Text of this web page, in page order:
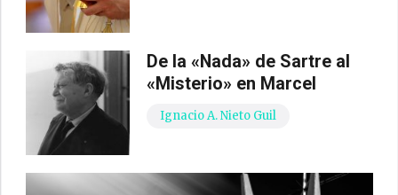
De la «Nada» de Sartre al
«Misterio» en Marcel
Ignacio A. Nieto Guil